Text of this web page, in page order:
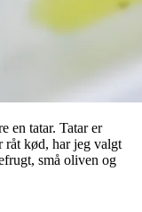
en tatar. Tatar er
råt kød, har jeg valgt
små oliven og